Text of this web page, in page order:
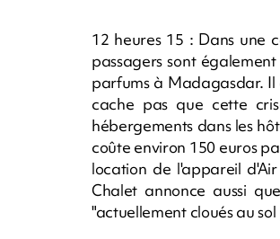
12 heures 15 : Dans une
passagers sont
parfums à Madagasdar. Il
cache pas que cette
hébergements dans les
coûte environ 150 euros
location de l'appareil
Chalet annonce aussi
"actuellement cloués au